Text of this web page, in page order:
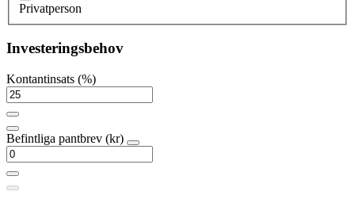
Privatperson
Investeringsbehov
Kontantinsats (%)
Befintliga pantbrev (kr)